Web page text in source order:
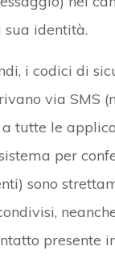
identità.
i codici di
via SMS
a tutte le
per
sono
presente